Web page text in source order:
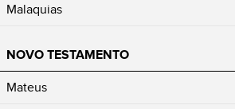
Malaquias
NOVO TESTAMENTO
Mateus